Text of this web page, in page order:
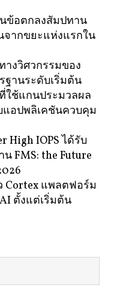
ข้อตกลงสัมปทาน
จากขยะแห่งแรกใน
างวิศวกรรมของ
ฐานระดับเริ่มต้น
ใช้แกนประมวลผล
แอปพลิเคชันควบคุม
High IOPS ได้รับ
น FMS: the Future
Cortex แพลตฟอร์ม
ตั้งแต่เริ่มต้น